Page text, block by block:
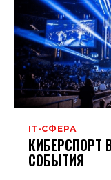
ІТ-СФЕРА
КИБЕРСПОРТ
СОБЫТИЯ